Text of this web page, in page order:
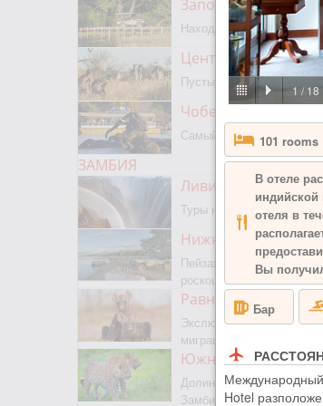
Заповедник
Находится на границе с
Центральный
Пустыня, сафари,
Чобе парк
Самый известный парк
ЗАМБИЯ
Ливингстон
Туры на водопад
Нижняя Замбези
Пейзажное сафари, каноэ,
роскошная рыбалка
Равнины Люва
Экслюзивный парк с
миграцией животных и
Южная Луангва
Долина Лепардов,
Замбии
1 /18
101 rooms
В отеле
отеля в
Вы
Бар
Международный
Hotel